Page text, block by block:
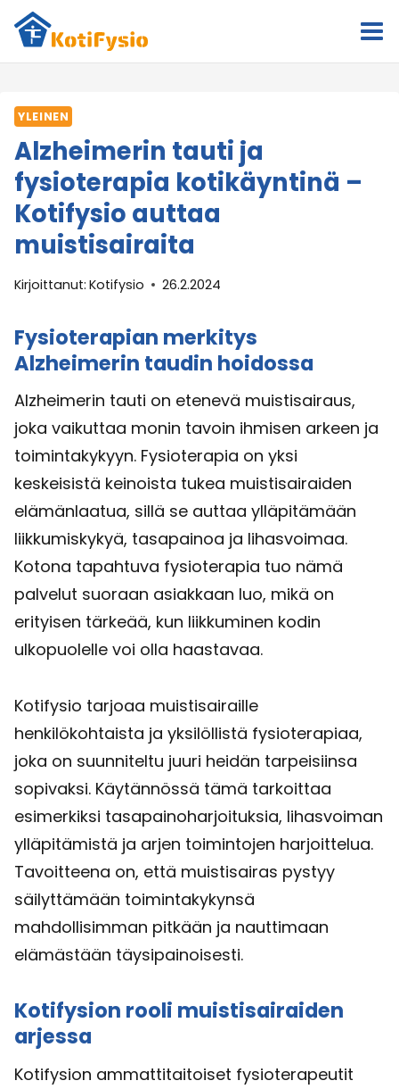
Siirry
sisältöön
YLEINEN
Alzheimerin tauti ja
fysioterapia kotikäyntinä –
Kotifysio auttaa
muistisairaita
Kirjoittanut: Kotifysio 26.2.2024
Fysioterapian merkitys
Alzheimerin taudin hoidossa
Alzheimerin tauti on etenevä muistisairaus,
joka vaikuttaa monin tavoin ihmisen arkeen ja
toimintakykyyn. Fysioterapia on yksi
keskeisistä keinoista tukea muistisairaiden
elämänlaatua, sillä se auttaa ylläpitämään
liikkumiskykyä, tasapainoa ja lihasvoimaa.
Kotona tapahtuva fysioterapia tuo nämä
palvelut suoraan asiakkaan luo, mikä on
erityisen tärkeää, kun liikkuminen kodin
ulkopuolelle voi olla haastavaa.
Kotifysio tarjoaa muistisairaille
henkilökohtaista ja yksilöllistä fysioterapiaa,
joka on suunniteltu juuri heidän tarpeisiinsa
sopivaksi. Käytännössä tämä tarkoittaa
esimerkiksi tasapainoharjoituksia, lihasvoiman
ylläpitämistä ja arjen toimintojen harjoittelua.
Tavoitteena on, että muistisairas pystyy
säilyttämään toimintakykynsä
mahdollisimman pitkään ja nauttimaan
elämästään täysipainoisesti.
Kotifysion rooli muistisairaiden
arjessa
Kotifysion ammattitaitoiset fysioterapeutit